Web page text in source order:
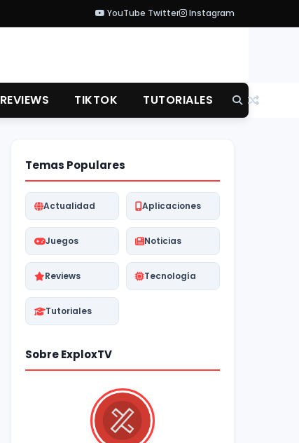
YouTube Twitter Instagram
REVIEWS TIKTOK TUTORIALES
Temas Populares
Actualidad Aplicaciones
Juegos Noticias
Reviews Tecnología
Tutoriales
Sobre ExploxTV